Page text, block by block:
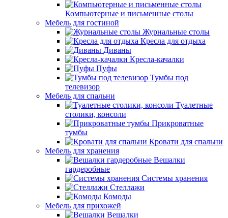
Компьютерные и письменные столы
Мебель для гостиной
Журнальные столы
Кресла для отдыха
Диваны
Кресла-качалки
Пуфы
Тумбы под
телевизор
Мебель для спальни
Туалетные
столики, консоли
Прикроватные
тумбы
Кровати для спальни
Мебель для хранения
Вешалки
гардеробные
Системы хранения
Стеллажи
Комоды
Мебель для прихожей
Вешалки